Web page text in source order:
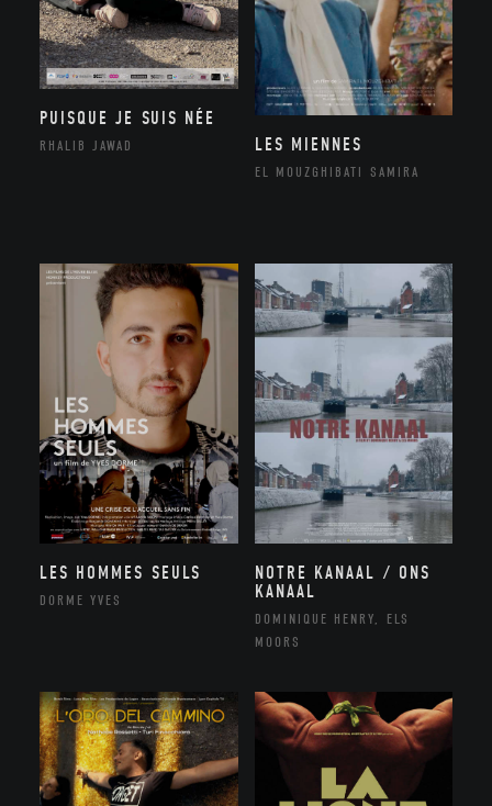
PUISQUE JE SUIS NÉE
RHALIB JAWAD LES MIENNES
EL MOUZGHIBATI SAMIRA
LES HOMMES SEULS
DORME YVES
NOTRE KANAAL / ONS
KANAAL
DOMINIQUE HENRY, ELS
MOORS